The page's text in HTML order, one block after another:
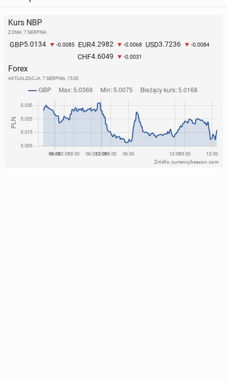
Kurs NBP
Z DNIA: 7 SIERPNIA
GBP5.0134 -0.0085 EUR4.2982 -0.0068 USD3.7236 -0.0084
CHF4.6049 -0.0031
Forex
AKTUALIZACJA: 7 SIERPNIA, 15:00
Źródło: currencybeacon.com